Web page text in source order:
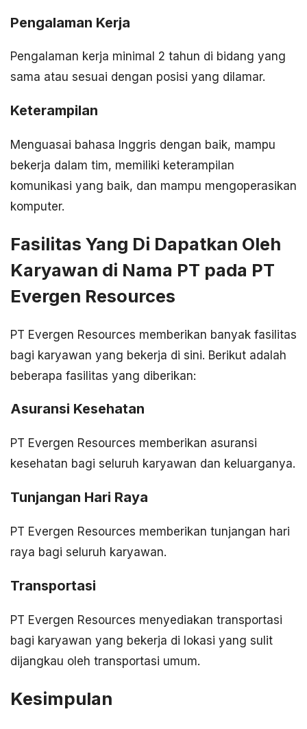
Pengalaman Kerja
Pengalaman kerja minimal 2 tahun di bidang yang
sama atau sesuai dengan posisi yang dilamar.
Keterampilan
Menguasai bahasa Inggris dengan baik, mampu
bekerja dalam tim, memiliki keterampilan
komunikasi yang baik, dan mampu mengoperasikan
komputer.
Fasilitas Yang Di Dapatkan Oleh
Karyawan di Nama PT pada PT
Evergen Resources
PT Evergen Resources memberikan banyak fasilitas
bagi karyawan yang bekerja di sini. Berikut adalah
beberapa fasilitas yang diberikan:
Asuransi Kesehatan
PT Evergen Resources memberikan asuransi
kesehatan bagi seluruh karyawan dan keluarganya.
Tunjangan Hari Raya
PT Evergen Resources memberikan tunjangan hari
raya bagi seluruh karyawan.
Transportasi
PT Evergen Resources menyediakan transportasi
bagi karyawan yang bekerja di lokasi yang sulit
dijangkau oleh transportasi umum.
Kesimpulan